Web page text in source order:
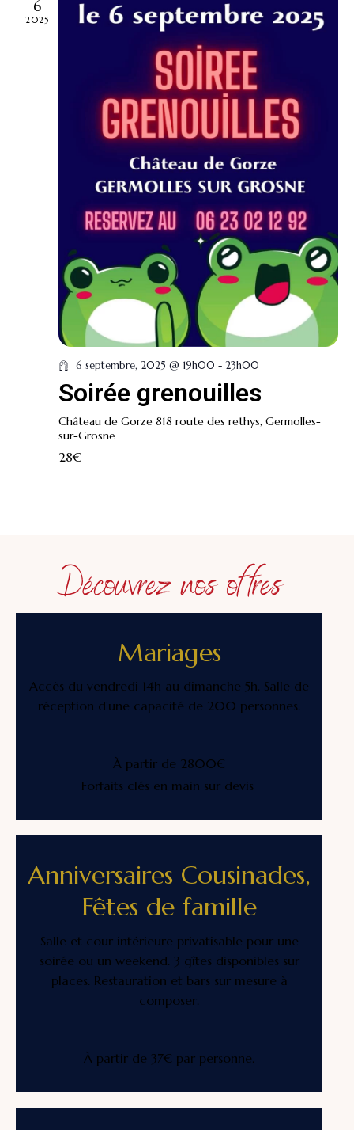
6
2025
6 septembre, 2025 @ 19h00 - 23h00
Soirée grenouilles
Château de Gorze 818 route des rethys, Germolles-
sur-Grosne
28€
Découvrez nos offres
Mariages
Accès du vendredi 14h au dimanche 5h. Salle de
réception d'une capacité de 200 personnes.
À partir de 2800€
Forfaits clés en main sur devis
Anniversaires Cousinades,
Fêtes de famille
Salle et cour intérieure privatisable pour une
soirée ou un weekend. 3 gîtes disponibles sur
places. Restauration et bars sur mesure à
composer.
À partir de 37€ par personne.